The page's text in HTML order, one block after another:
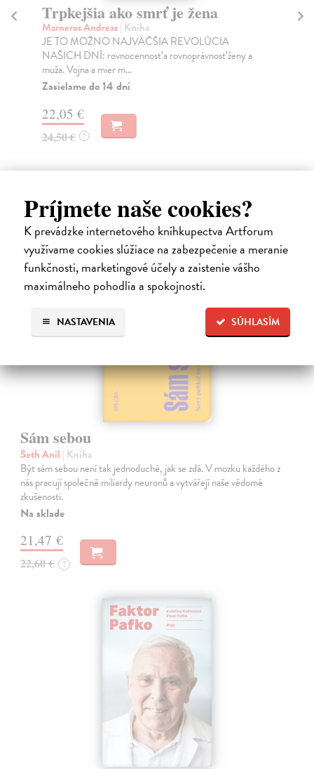
Príjmete naše cookies?
K prevádzke internetového kníhkupectva Artforum
využívame cookies slúžiace na zabezpečenie a meranie
funkčnosti, marketingové účely a zaistenie vášho
maximálneho pohodlia a spokojnosti.
SÚHLASÍM
NASTAVENIA
Trpkejšia ako smrť je žena
Marneros Andreas| Kniha
JE TO MOŽNO NAJVÄČŠIA REVOLÚCIA
NAŠICH DNÍ: rovnocennosť a rovnoprávnosť ženy a
muža. Vojna a mier m...
Zasielame do 14 dní
22,05 €
24,50 € ?
Ďalšie z kategórie medicína
na sklade
Sám sebou
Seth Anil | Kniha
Být sám sebou není tak jednoduché, jak se zdá. V mozku každého z
nás pracují společně miliardy neuronů a vytvářejí naše vědomé
zkušenosti.
Na sklade
21,47 €
22,60 € ?